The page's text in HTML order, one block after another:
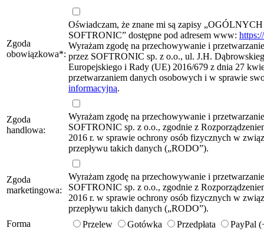
Zgoda
obowiązkowa*:
Oświadczam, że znane mi są zapisy
SOFTRONIC” dostępne pod adresem www:
Wyrażam zgodę na przechowywanie i
przez SOFTRONIC sp. z o.o., ul. J.H.
Europejskiego i Rady (UE) 2016/679 z dnia 27
przetwarzaniem danych osobowych i w sprawie
informacyjną.
Zgoda
handlowa:
Wyrażam zgodę na przechowywanie i
SOFTRONIC sp. z o.o., zgodnie z
2016 r. w sprawie ochrony osób fizycznych w
przepływu takich danych („RODO”).
Zgoda
marketingowa:
Wyrażam zgodę na przechowywanie i
SOFTRONIC sp. z o.o., zgodnie z
2016 r. w sprawie ochrony osób fizycznych w
przepływu takich danych („RODO”).
Forma
Przelew Gotówka Przedpłata PayPal